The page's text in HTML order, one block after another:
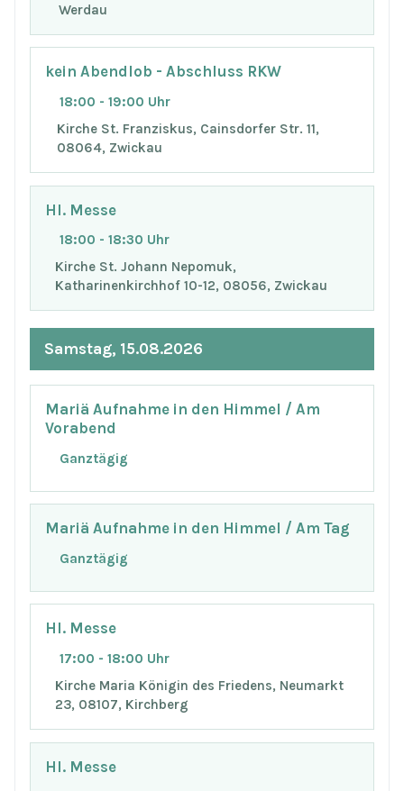
Werdau
kein Abendlob - Abschluss RKW
18:00 - 19:00 Uhr
Kirche St. Franziskus, Cainsdorfer Str. 11,
08064, Zwickau
Hl. Messe
18:00 - 18:30 Uhr
Kirche St. Johann Nepomuk,
Katharinenkirchhof 10-12, 08056, Zwickau
Samstag, 15.08.2026
Mariä Aufnahme in den Himmel / Am
Vorabend
Ganztägig
Mariä Aufnahme in den Himmel / Am Tag
Ganztägig
Hl. Messe
17:00 - 18:00 Uhr
Kirche Maria Königin des Friedens, Neumarkt
23, 08107, Kirchberg
Hl. Messe